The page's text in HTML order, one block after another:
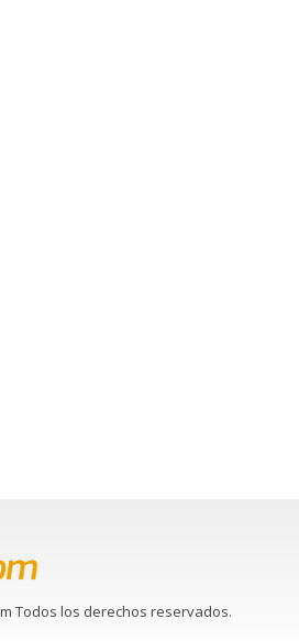
Todos los derechos reservados.